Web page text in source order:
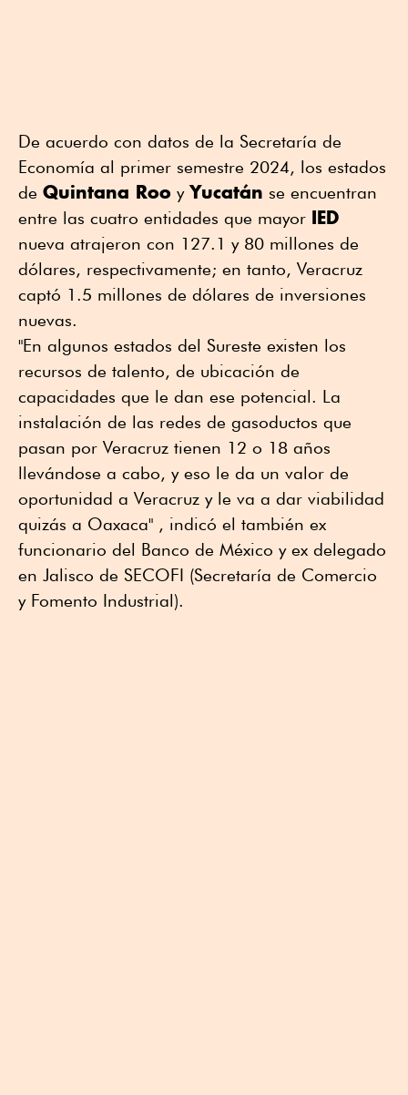
De acuerdo con datos de la Secretaría de
Economía al primer semestre 2024, los estados
de Quintana Roo yYucatán se encuentran
entre las cuatro entidades que mayor IED
nueva atrajeron con 127.1 y 80 millones de
dólares, respectivamente; en tanto, Veracruz
captó 1.5 millones de dólares de inversiones
nuevas.
"En algunos estados del Sureste existen los
recursos de talento, de ubicación de
capacidades que le dan ese potencial. La
instalación de las redes de gasoductos que
pasan por Veracruz tienen 12 o 18 años
llevándose a cabo, y eso le da un valor de
oportunidad a Veracruz y le va a dar viabilidad
quizás a Oaxaca" , indicó el también ex
funcionario del Banco de México y ex delegado
en Jalisco de SECOFI (Secretaría de Comercio
y Fomento Industrial).